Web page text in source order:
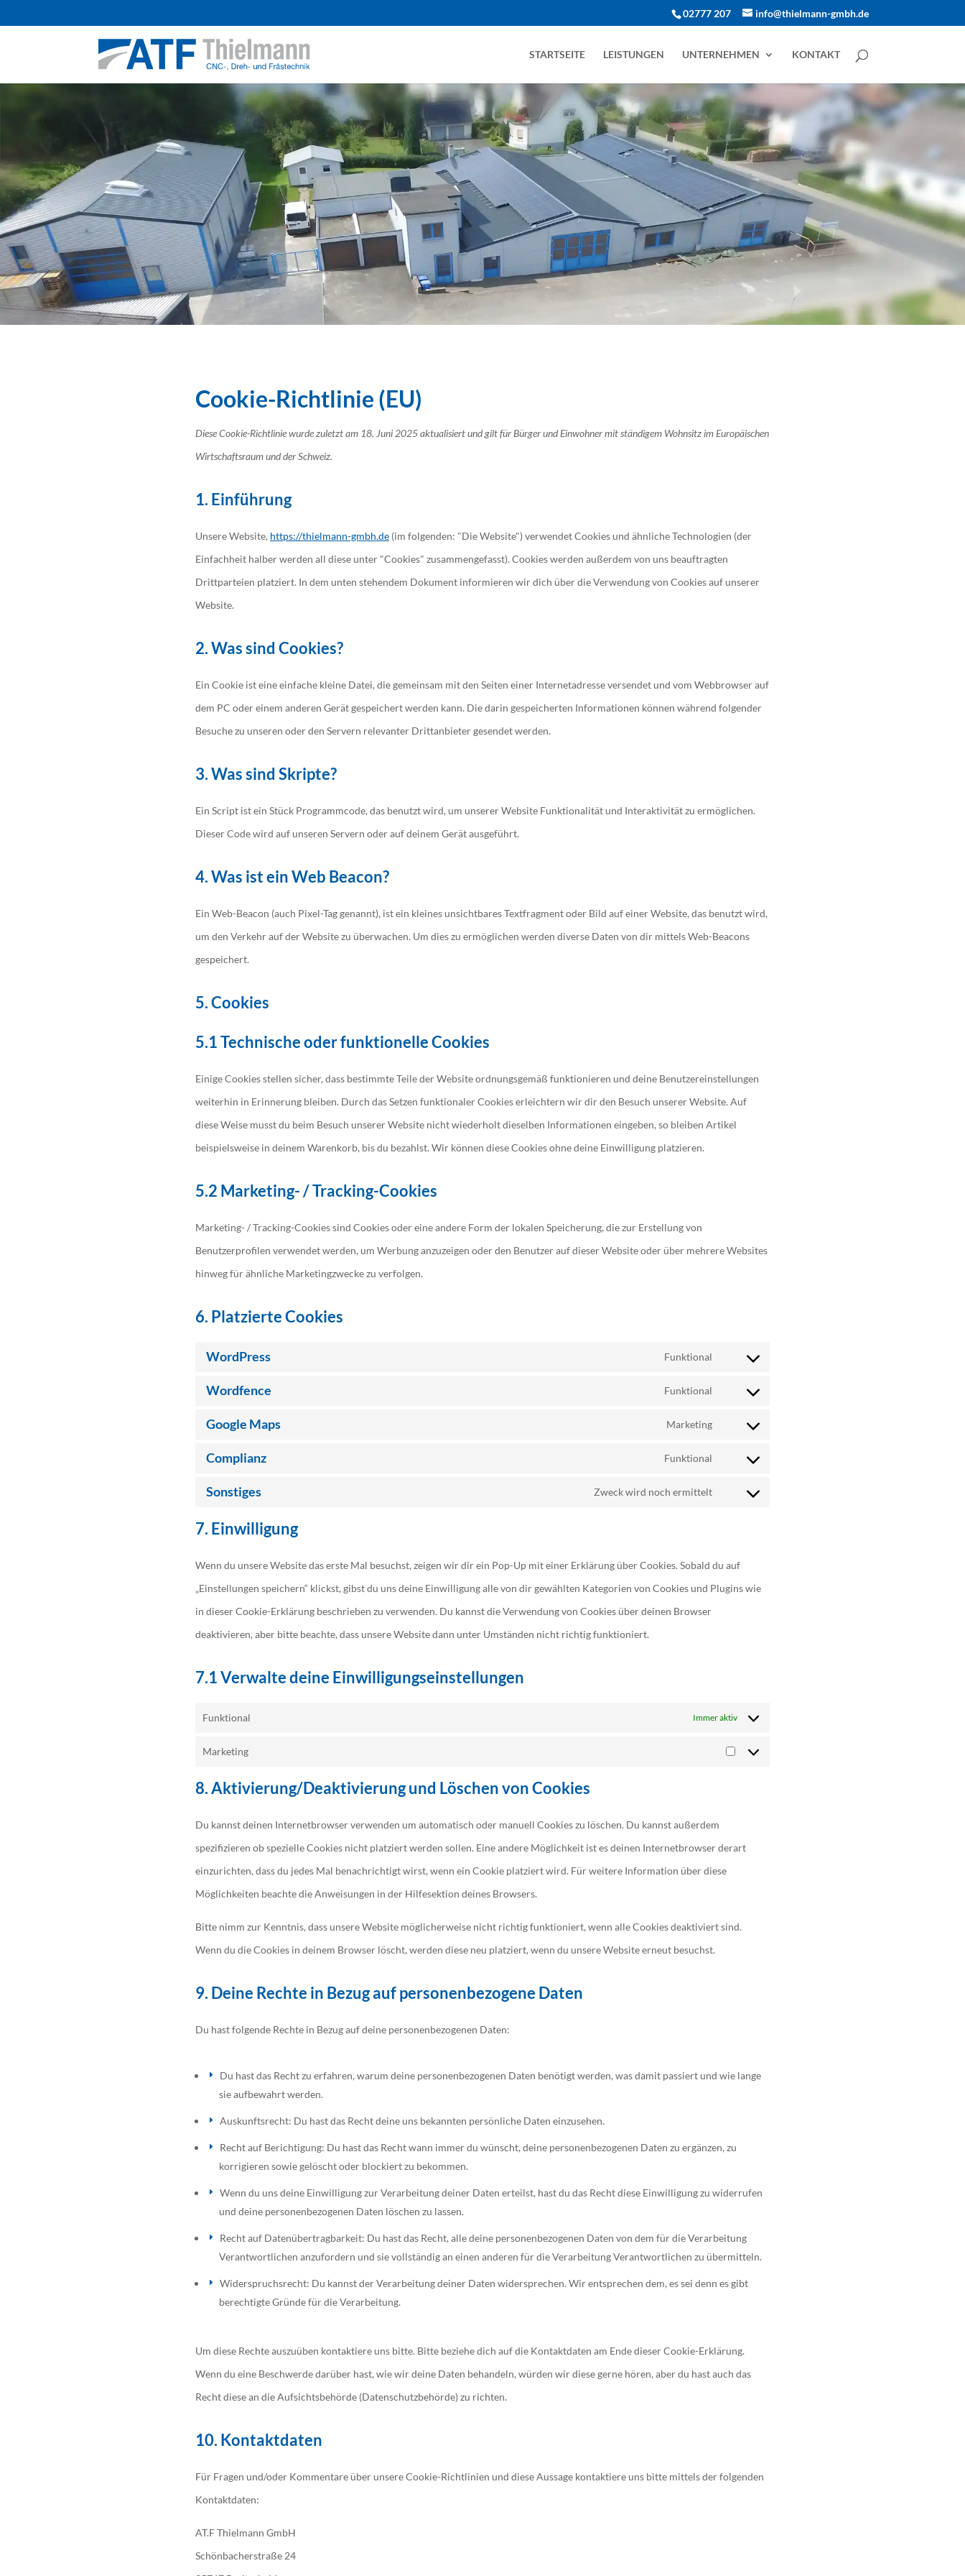
02777 207 info@thielmann-gmbh.de
STARTSEITE LEISTUNGEN UNTERNEHMEN KONTAKT
Cookie-Richtlinie (EU)
Diese Cookie-Richtlinie wurde zuletzt am 18. Juni 2025 aktualisiert und gilt für Bürger und Einwohner mit ständigem Wohnsitz im Europäischen
Wirtschaftsraum und der Schweiz.
1. Einführung
Unsere Website, https://thielmann-gmbh.de (im folgenden: "Die Website") verwendet Cookies und ähnliche Technologien (der
Einfachheit halber werden all diese unter "Cookies" zusammengefasst). Cookies werden außerdem von uns beauftragten
Drittparteien platziert. In dem unten stehendem Dokument informieren wir dich über die Verwendung von Cookies auf unserer
Website.
2. Was sind Cookies?
Ein Cookie ist eine einfache kleine Datei, die gemeinsam mit den Seiten einer Internetadresse versendet und vom Webbrowser auf
dem PC oder einem anderen Gerät gespeichert werden kann. Die darin gespeicherten Informationen können während folgender
Besuche zu unseren oder den Servern relevanter Drittanbieter gesendet werden.
3. Was sind Skripte?
Ein Script ist ein Stück Programmcode, das benutzt wird, um unserer Website Funktionalität und Interaktivität zu ermöglichen.
Dieser Code wird auf unseren Servern oder auf deinem Gerät ausgeführt.
4. Was ist ein Web Beacon?
Ein Web-Beacon (auch Pixel-Tag genannt), ist ein kleines unsichtbares Textfragment oder Bild auf einer Website, das benutzt wird,
um den Verkehr auf der Website zu überwachen. Um dies zu ermöglichen werden diverse Daten von dir mittels Web-Beacons
gespeichert.
5. Cookies
5.1 Technische oder funktionelle Cookies
Einige Cookies stellen sicher, dass bestimmte Teile der Website ordnungsgemäß funktionieren und deine Benutzereinstellungen
weiterhin in Erinnerung bleiben. Durch das Setzen funktionaler Cookies erleichtern wir dir den Besuch unserer Website. Auf
diese Weise musst du beim Besuch unserer Website nicht wiederholt dieselben Informationen eingeben, so bleiben Artikel
beispielsweise in deinem Warenkorb, bis du bezahlst. Wir können diese Cookies ohne deine Einwilligung platzieren.
5.2 Marketing- / Tracking-Cookies
Marketing- / Tracking-Cookies sind Cookies oder eine andere Form der lokalen Speicherung, die zur Erstellung von
Benutzerprofilen verwendet werden, um Werbung anzuzeigen oder den Benutzer auf dieser Website oder über mehrere Websites
hinweg für ähnliche Marketingzwecke zu verfolgen.
6. Platzierte Cookies
WordPress
Funktional
Wordfence
Funktional
Google Maps
Marketing
Complianz
Funktional
Sonstiges
Zweck wird noch ermittelt
sonstiges
7. Einwilligung
Wenn du unsere Website das erste Mal besuchst, zeigen wir dir ein Pop-Up mit einer Erklärung über Cookies. Sobald du auf
„Einstellungen speichern“ klickst, gibst du uns deine Einwilligung alle von dir gewählten Kategorien von Cookies und Plugins wie
in dieser Cookie-Erklärung beschrieben zu verwenden. Du kannst die Verwendung von Cookies über deinen Browser
deaktivieren, aber bitte beachte, dass unsere Website dann unter Umständen nicht richtig funktioniert.
7.1 Verwalte deine Einwilligungseinstellungen
Funktional Immer aktiv
Marketing
8. Aktivierung/Deaktivierung und Löschen von Cookies
Du kannst deinen Internetbrowser verwenden um automatisch oder manuell Cookies zu löschen. Du kannst außerdem
spezifizieren ob spezielle Cookies nicht platziert werden sollen. Eine andere Möglichkeit ist es deinen Internetbrowser derart
einzurichten, dass du jedes Mal benachrichtigt wirst, wenn ein Cookie platziert wird. Für weitere Information über diese
Möglichkeiten beachte die Anweisungen in der Hilfesektion deines Browsers.
Bitte nimm zur Kenntnis, dass unsere Website möglicherweise nicht richtig funktioniert, wenn alle Cookies deaktiviert sind.
Wenn du die Cookies in deinem Browser löscht, werden diese neu platziert, wenn du unsere Website erneut besuchst.
9. Deine Rechte in Bezug auf personenbezogene Daten
Du hast folgende Rechte in Bezug auf deine personenbezogenen Daten:
Du hast das Recht zu erfahren, warum deine personenbezogenen Daten benötigt werden, was damit passiert und wie lange
sie aufbewahrt werden.
Auskunftsrecht: Du hast das Recht deine uns bekannten persönliche Daten einzusehen.
Recht auf Berichtigung: Du hast das Recht wann immer du wünscht, deine personenbezogenen Daten zu ergänzen, zu
korrigieren sowie gelöscht oder blockiert zu bekommen.
Wenn du uns deine Einwilligung zur Verarbeitung deiner Daten erteilst, hast du das Recht diese Einwilligung zu widerrufen
und deine personenbezogenen Daten löschen zu lassen.
Recht auf Datenübertragbarkeit: Du hast das Recht, alle deine personenbezogenen Daten von dem für die Verarbeitung
Verantwortlichen anzufordern und sie vollständig an einen anderen für die Verarbeitung Verantwortlichen zu übermitteln.
Widerspruchsrecht: Du kannst der Verarbeitung deiner Daten widersprechen. Wir entsprechen dem, es sei denn es gibt
berechtigte Gründe für die Verarbeitung.
Um diese Rechte auszuüben kontaktiere uns bitte. Bitte beziehe dich auf die Kontaktdaten am Ende dieser Cookie-Erklärung.
Wenn du eine Beschwerde darüber hast, wie wir deine Daten behandeln, würden wir diese gerne hören, aber du hast auch das
Recht diese an die Aufsichtsbehörde (Datenschutzbehörde) zu richten.
10. Kontaktdaten
Für Fragen und/oder Kommentare über unsere Cookie-Richtlinien und diese Aussage kontaktiere uns bitte mittels der folgenden
Kontaktdaten:
AT.F Thielmann GmbH
Schönbacherstraße 24